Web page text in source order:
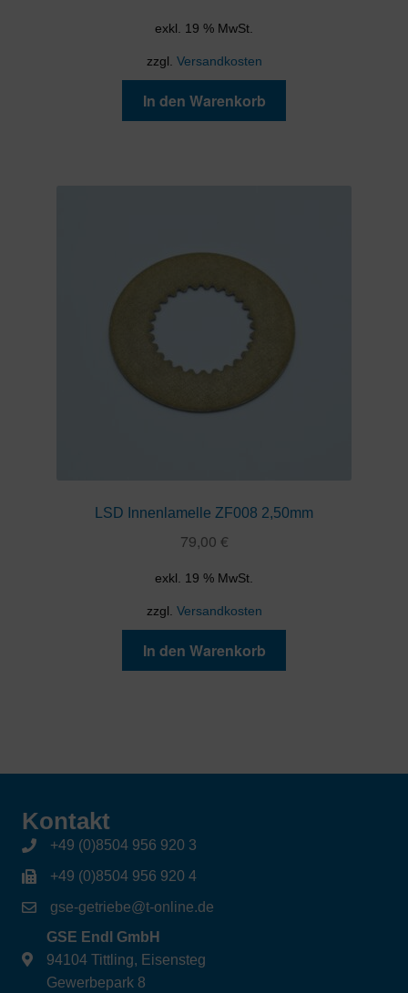
exkl. 19 % MwSt.
zzgl. Versandkosten
In den Warenkorb
LSD Innenlamelle ZF008 2,50mm
79,00 €
exkl. 19 % MwSt.
zzgl. Versandkosten
In den Warenkorb
Kontakt
+49 (0)8504 956 920 3
+49 (0)8504 956 920 4
gse-getriebe@t-online.de
GSE Endl GmbH
94104 Tittling, Eisensteg
Gewerbepark 8